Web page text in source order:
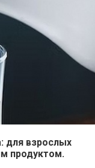
для взрослых
продуктом.